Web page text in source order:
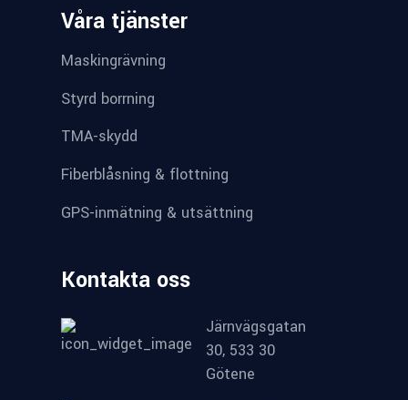
Våra tjänster
Maskingrävning
Styrd borrning
TMA-skydd
Fiberblåsning & flottning
GPS-inmätning & utsättning
Kontakta oss
Järnvägsgatan
30, 533 30
Götene